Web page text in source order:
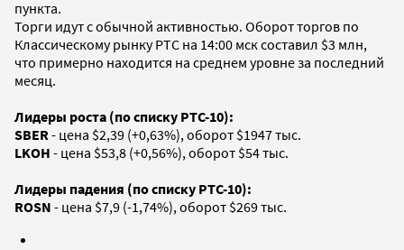
пункта.
Торги идут с обычной активностью. Оборот торгов по
Классическому рынку РТС на 14:00 мск составил $3 млн,
что примерно находится на среднем уровне за последний
месяц.
Лидеры роста (по списку РТС-10):
SBER - цена $2,39 (+0,63%), оборот $1947 тыс.
LKOH - цена $53,8 (+0,56%), оборот $54 тыс.
Лидеры падения (по списку РТС-10):
ROSN - цена $7,9 (-1,74%), оборот $269 тыс.